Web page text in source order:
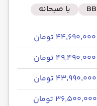
BB با صبحانه
۴۴٬۶۹۰٬۰۰۰ تومان
۴۹٬۴۹۰٬۰۰۰ تومان
۴۳٬۹۹۰٬۰۰۰ تومان
۳۶٬۵۰۰٬۰۰۰ تومان